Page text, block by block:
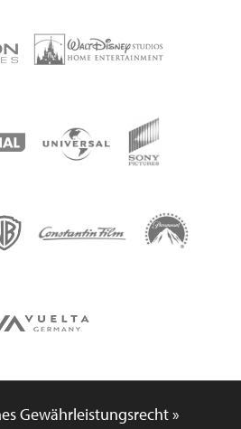
Gewährleistungsrecht »